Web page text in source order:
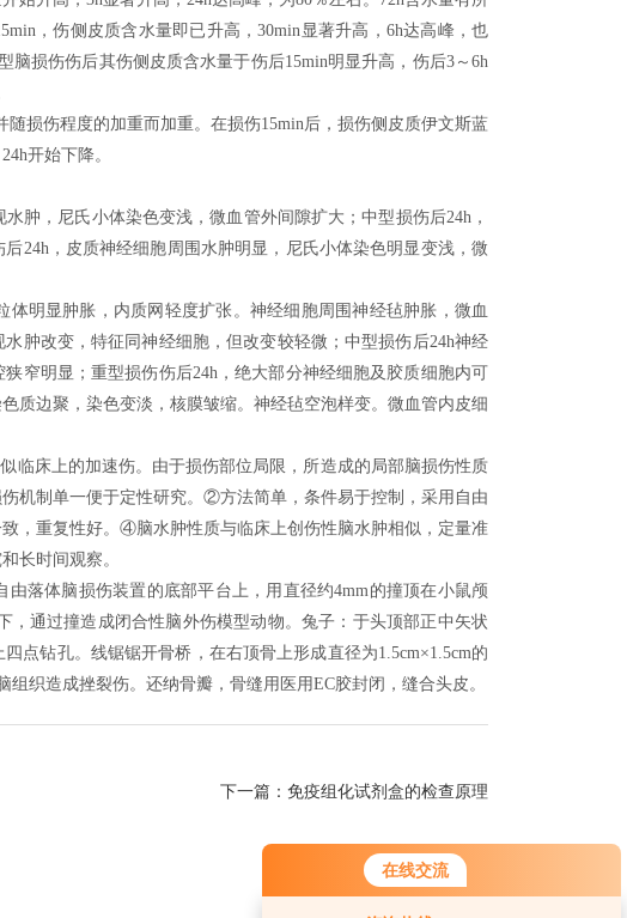
在线交流
您好！欢迎前来咨询，很高兴为您
，伤侧皮质含水量即已升高，30min显著升高，6h达高峰，也
脑损伤伤后其伤侧皮质含水量于伤后15min明显升高，伤后3～6h
损伤程度的加重而加重。在损伤15min后，损伤侧皮质伊文斯蓝
开始下降。
肿，尼氏小体染色变浅，微血管外间隙扩大；中型损伤后24h，
24h，皮质神经细胞周围水肿明显，尼氏小体染色明显变浅，微
明显肿胀，内质网轻度扩张。神经细胞周围神经毡肿胀，微血
肿改变，特征同神经细胞，但改变较轻微；中型损伤后24h神经
窄明显；重型损伤伤后24h，绝大部分神经细胞及胶质细胞内可
质边聚，染色变淡，核膜皱缩。神经毡空泡样变。微血管内皮细
临床上的加速伤。由于损伤部位局限，所造成的局部脑损伤性质
机制单一便于定性研究。②方法简单，条件易于控制，采用自由
，重复性好。④脑水肿性质与临床上创伤性脑水肿相似，定量准
长时间观察。
落体脑损伤装置的底部平台上，用直径约4mm的撞顶在小鼠颅
，通过撞造成闭合性脑外伤模型动物。兔子：于头顶部正中矢状
点钻孔。线锯锯开骨桥，在右顶骨上形成直径为1.5cm×1.5cm的
织造成挫裂伤。还纳骨瓣，骨缝用医用EC胶封闭，缝合头皮。
下一篇： 免疫组化试剂盒的检查原理